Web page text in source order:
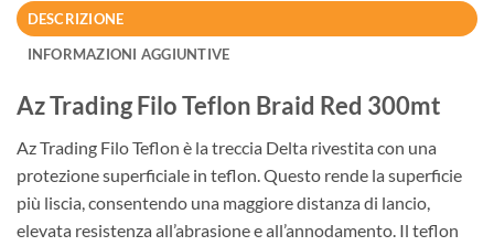
DESCRIZIONE
INFORMAZIONI AGGIUNTIVE
Az Trading Filo Teflon Braid Red 300mt
Az Trading Filo Teflon è la treccia Delta rivestita con una
protezione superficiale in teflon. Questo rende la superficie
più liscia, consentendo una maggiore distanza di lancio,
elevata resistenza all’abrasione e all’annodamento. Il teflon